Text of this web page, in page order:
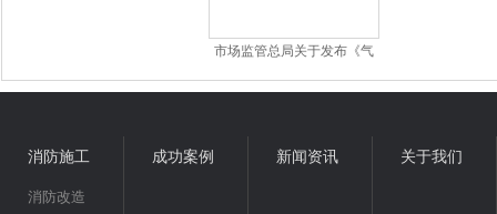
市场监管总局关于发布《气
消防施工
消防改造
成功案例 新闻资讯 关于我们